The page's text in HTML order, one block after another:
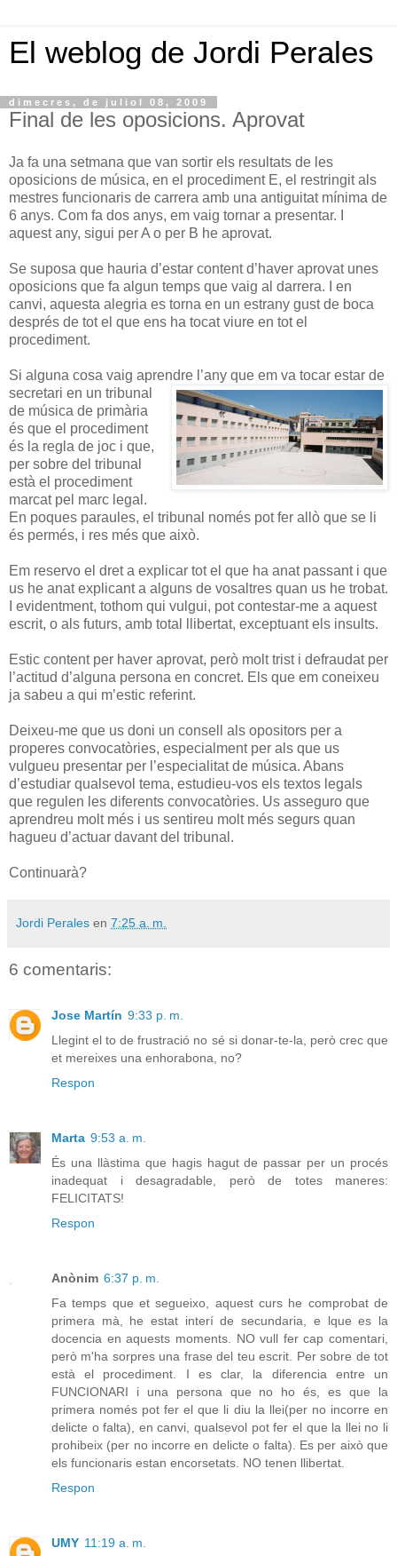
El weblog de Jordi Perales
dimecres, de juliol 08, 2009
Final de les oposicions. Aprovat
Ja fa una setmana que van sortir els resultats de les
oposicions de música, en el procediment E, el restringit als
mestres funcionaris de carrera amb una antiguitat mínima de
6 anys. Com fa dos anys, em vaig tornar a presentar. I
aquest any, sigui per A o per B he aprovat.
Se suposa que hauria d’estar content d’haver aprovat unes
oposicions que fa algun temps que vaig al darrera. I en
canvi, aquesta alegria es torna en un estrany gust de boca
després de tot el que ens ha tocat viure en tot el
procediment.
Si alguna cosa vaig aprendre l’any que em va tocar estar de
secretari en un tribunal
de música de primària
és que el procediment
és la regla de joc i que,
per sobre del tribunal
està el procediment
marcat pel marc legal.
En poques paraules, el tribunal només pot fer allò que se li
és permés, i res més que això.
Em reservo el dret a explicar tot el que ha anat passant i que
us he anat explicant a alguns de vosaltres quan us he trobat.
I evidentment, tothom qui vulgui, pot contestar-me a aquest
escrit, o als futurs, amb total llibertat, exceptuant els insults.
Estic content per haver aprovat, però molt trist i defraudat per
l’actitud d’alguna persona en concret. Els que em coneixeu
ja sabeu a qui m’estic referint.
Deixeu-me que us doni un consell als opositors per a
properes convocatòries, especialment per als que us
vulgueu presentar per l’especialitat de música. Abans
d’estudiar qualsevol tema, estudieu-vos els textos legals
que regulen les diferents convocatòries. Us asseguro que
aprendreu molt més i us sentireu molt més segurs quan
hagueu d’actuar davant del tribunal.
Continuarà?
Jordi Perales en 7:25 a. m.
6 comentaris:
Jose Martín 9:33 p. m.
Llegint el to de frustració no sé si donar-te-la, però crec que
et mereixes una enhorabona, no?
Respon
Marta 9:53 a. m.
És una llàstima que hagis hagut de passar per un procés
inadequat i desagradable, però de totes maneres:
FELICITATS!
Respon
Anònim 6:37 p. m.
Fa temps que et segueixo, aquest curs he comprobat de
primera mà, he estat interí de secundaria, e lque es la
docencia en aquests moments. NO vull fer cap comentari,
però m'ha sorpres una frase del teu escrit. Per sobre de tot
està el procediment. I es clar, la diferencia entre un
FUNCIONARI i una persona que no ho és, es que la
primera només pot fer el que li diu la llei(per no incorre en
delicte o falta), en canvi, qualsevol pot fer el que la llei no li
prohibeix (per no incorre en delicte o falta). Es per això que
els funcionaris estan encorsetats. NO tenen llibertat.
Respon
UMY 11:19 a. m.